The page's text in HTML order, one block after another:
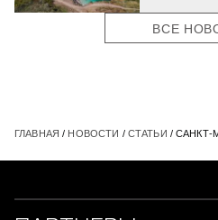
ВСЕ
ГЛАВНАЯ / НОВОСТИ / СТАТЬИ / САНКТ-